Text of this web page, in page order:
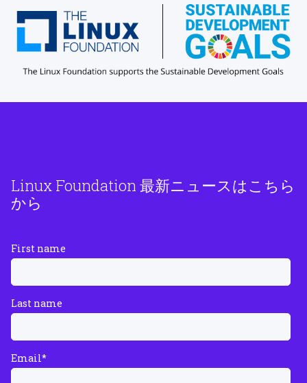
Linux Foundation 最新ニュースはこちら
から
First name
Last name
Email*